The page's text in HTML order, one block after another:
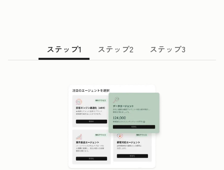
ステップ1 ステップ2 ステップ3